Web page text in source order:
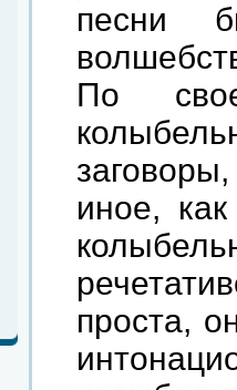
песни
По
иное, как
проста,